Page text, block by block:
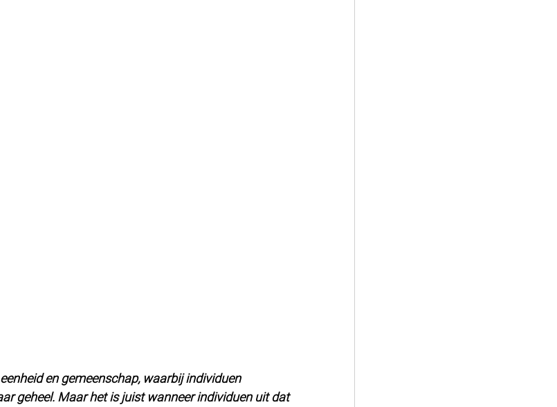
en gemeenschap, waarbij individuen
geheel. Maar het is juist wanneer individuen uit dat